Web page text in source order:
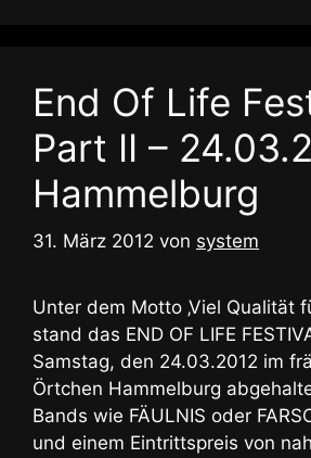
End Of Life
Part II –
Hammelburg
31. März 2012 von system
Unter dem Motto ‚Viel Qualität
stand das END OF LIFE
Samstag, den 24.03.2012 im
Örtchen Hammelburg
Bands wie FÄULNIS oder
und einem Eintrittspreis von